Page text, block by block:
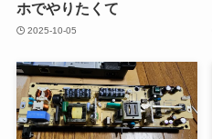
ホでやりたくて
2025-10-05